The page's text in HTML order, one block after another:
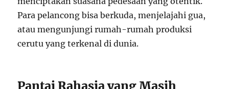
Para pelancong bisa berkuda, menjelajahi gua,
atau mengunjungi rumah-rumah produksi
cerutu yang terkenal di dunia.
Pantai Rahasia yang Masih